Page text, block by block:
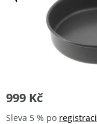
999 Kč
Sleva 5 % po registraci